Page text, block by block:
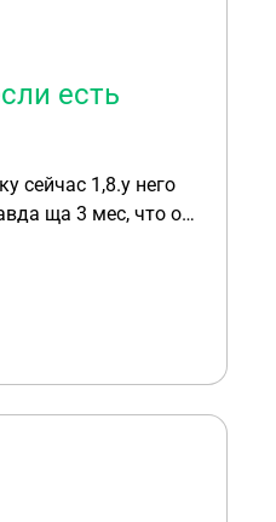
есть
сейчас 1,8.у него
ща 3 мес, что он
и как